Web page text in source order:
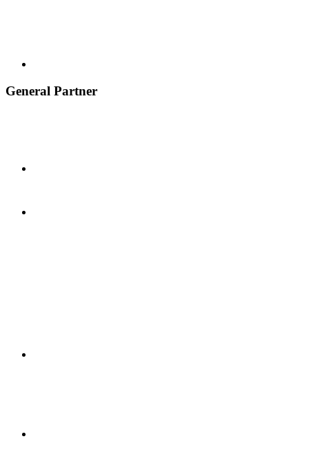
General Partner